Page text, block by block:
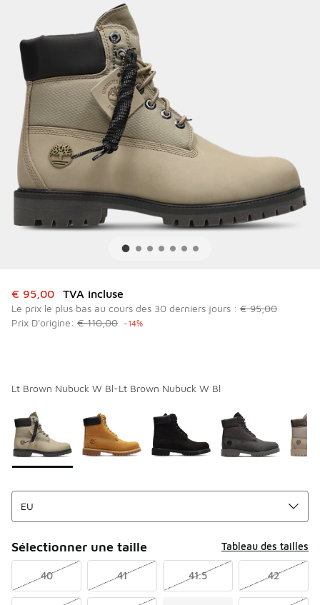
Cet article est en promotion. Prix en baisse de à € 95,00
€ 95,00 TVA incluse
Le prix le plus bas au cours des 30 derniers jours : € 95,00
Prix D'origine: € 110,00 -14%
Lt Brown Nubuck W Bl-Lt Brown Nubuck W Bl
Page 1 sur 1 affichant 1 à 5 des 5 couleurs.
Merci de sélectionner un style
Sélectionner une taille Tableau des tailles
40 41 41.5 42